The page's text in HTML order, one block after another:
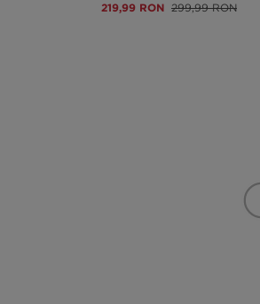
219,99 RON 299,99 RON